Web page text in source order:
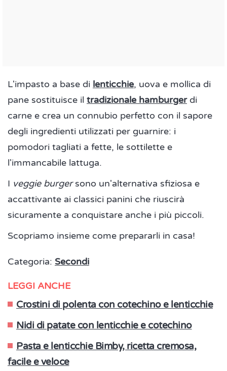
L'impasto a base di lenticchie, uova e mollica di
pane sostituisce il tradizionale hamburgerdi
carne e crea un connubio perfetto con il sapore
degli ingredienti utilizzati per guarnire: i
pomodori tagliati a fette, le sottilette e
l'immancabile lattuga.
I veggie burgersono un'alternativa sfiziosa e
accattivante ai classici panini che riuscirà
sicuramente a conquistare anche i più piccoli.
Scopriamo insieme come prepararli in casa!
Categoria: Secondi
LEGGI ANCHE
Crostini di polenta con cotechino e lenticchie
Nidi di patate con lenticchie e cotechino
Pasta e lenticchie Bimby, ricetta cremosa,
facile e veloce